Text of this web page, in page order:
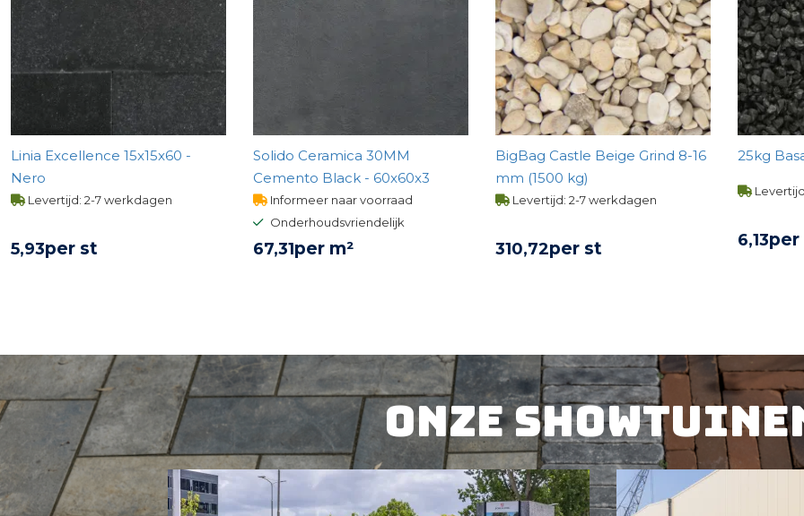
Linia Excellence 15x15x60 -
Nero
Levertijd: 2-7 werkdagen
5,93per st
Solido Ceramica 30MM
Cemento Black - 60x60x3
Informeer naar voorraad
Onderhoudsvriendelijk
67,31per m²
BigBag Castle Beige Grind 8-16
mm (1500 kg)
Levertijd: 2-7 werkdagen
310,72per st
25kg
6,13per
Onze